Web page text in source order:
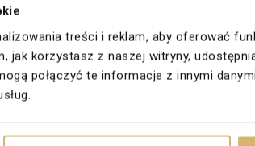
treści i reklam, aby oferować
jak korzystasz z naszej witryny,
połączyć te informacje z innymi
Kolor